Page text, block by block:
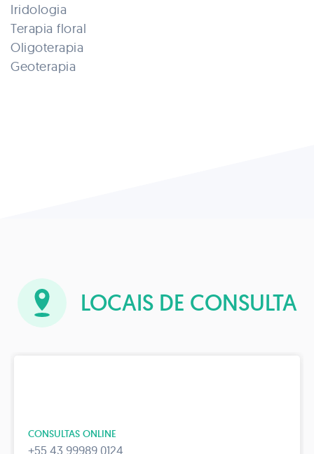
Iridologia
Terapia floral
Oligoterapia
Geoterapia
LOCAIS DE CONSULTA
CONSULTAS ONLINE
+55 43 99989 0124